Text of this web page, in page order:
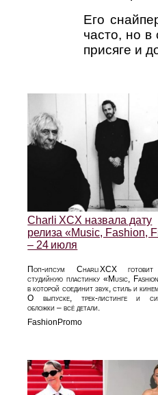
Его
часто, но
присяге и
Charli XCX назвала дату
релиза «Music, Fashion,
– 24 июля
Поп-ипсум Charli XCX
студийную пластинку «Music,
в которой соединит звук, стиль и
О выпуске, трек‑листинге и
обложки – всё детали.
FashionPromo